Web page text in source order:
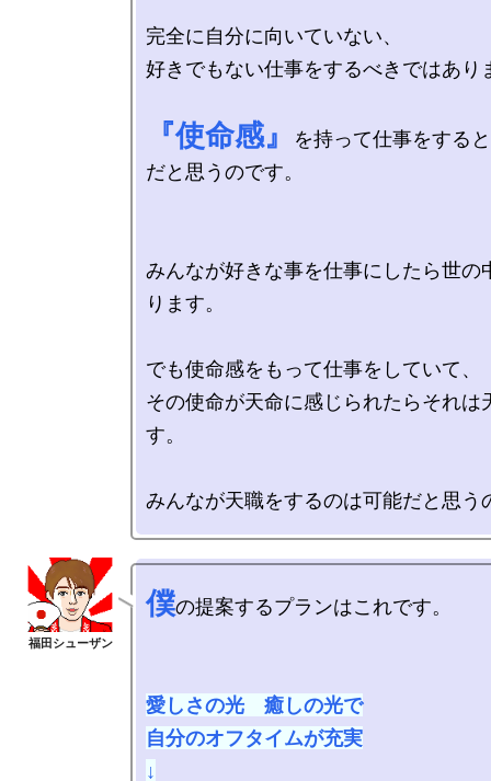
完全に自分に向いていない、
好きでもない仕事をするべきではあり
『使命感』
を持って仕事をする
だと思うのです。
みんなが好きな事を仕事にしたら世の
ります。
でも使命感をもって仕事をしていて、
その使命が天命に感じられたらそれは
す。
僕の提案するプランはこれです。
愛しさの光　癒しの光で
自分のオフタイムが充実
↓